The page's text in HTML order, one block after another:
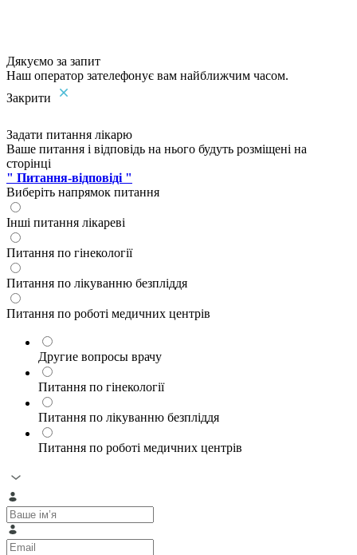
Дякуємо за запит
Наш оператор зателефонує вам найближчим часом.
Закрити
Задати питання лікарю
Ваше питання і відповідь на нього будуть розміщені на
сторінці
" Питання-відповіді "
Виберіть напрямок питання
Інші питання лікареві
Питання по гінекології
Питання по лікуванню безпліддя
Питання по роботі медичних центрів
Другие вопросы врачу
Питання по гінекології
Питання по лікуванню безпліддя
Питання по роботі медичних центрів